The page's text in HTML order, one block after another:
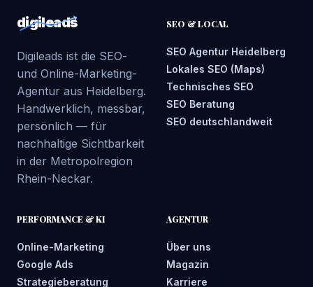
digileads
Digileads ist die SEO-
und Online-Marketing-
Agentur aus Heidelberg.
Handwerklich, messbar,
persönlich — für
nachhaltige Sichtbarkeit
in der Metropolregion
Rhein-Neckar.
SEO & LOCAL
SEO Agentur Heidelberg
Lokales SEO (Maps)
Technisches SEO
SEO Beratung
SEO deutschlandweit
PERFORMANCE & KI
Online-Marketing
Google Ads
Strategieberatung
AGENTUR
Über uns
Magazin
Karriere